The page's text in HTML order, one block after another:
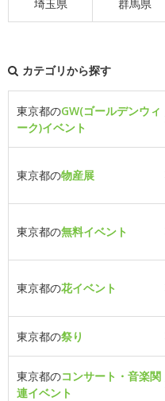
埼玉県 群馬県
カテゴリから探す
東京都のGW(ゴールデンウィ
ーク)イベント
東京都の物産展
東京都の無料イベント
東京都の花イベント
東京都の祭り
東京都のコンサート・音楽関
連イベント